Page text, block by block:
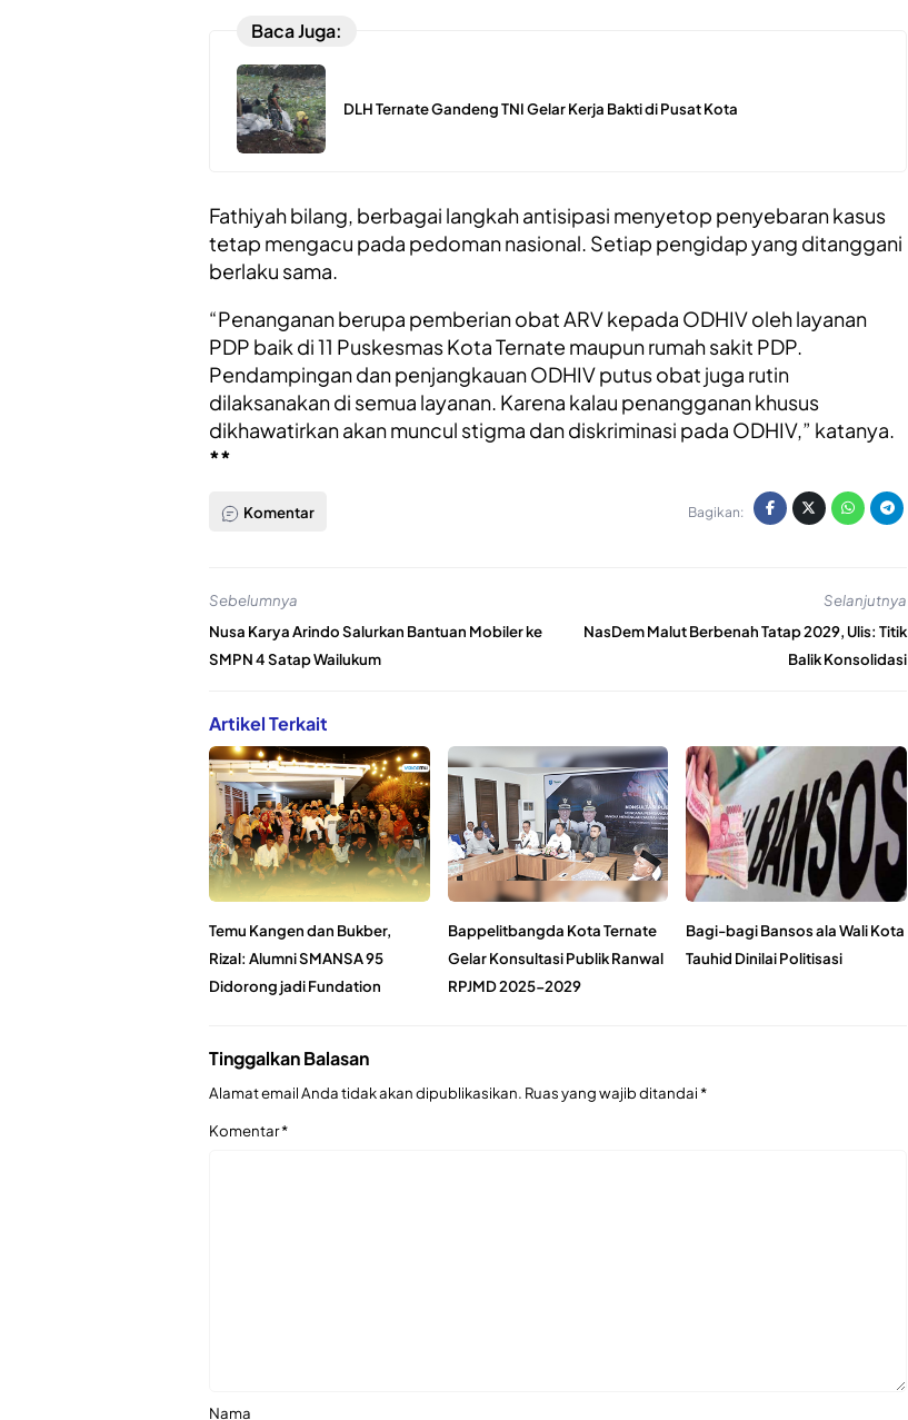
Baca Juga:
DLH Ternate Gandeng TNI Gelar Kerja Bakti di Pusat Kota
Fathiyah bilang, berbagai langkah antisipasi menyetop penyebaran kasus
tetap mengacu pada pedoman nasional. Setiap pengidap yang ditanggani
berlaku sama.
“Penanganan berupa pemberian obat ARV kepada ODHIV oleh layanan
PDP baik di 11 Puskesmas Kota Ternate maupun rumah sakit PDP.
Pendampingan dan penjangkauan ODHIV putus obat juga rutin
dilaksanakan di semua layanan. Karena kalau penangganan khusus
dikhawatirkan akan muncul stigma dan diskriminasi pada ODHIV,” katanya.
**
Komentar Bagikan:
Sebelumnya
Nusa Karya Arindo Salurkan Bantuan Mobiler ke
SMPN 4 Satap Wailukum
Selanjutnya
NasDem Malut Berbenah Tatap 2029, Ulis: Titik
Balik Konsolidasi
Artikel Terkait
Temu Kangen dan Bukber,
Rizal: Alumni SMANSA 95
Didorong jadi Fundation
Bappelitbangda Kota Ternate
Gelar Konsultasi Publik Ranwal
RPJMD 2025-2029
Bagi-bagi Bansos ala Wali Kota
Tauhid Dinilai Politisasi
Tinggalkan Balasan
Alamat email Anda tidak akan dipublikasikan. Ruas yang wajib ditandai*
Komentar*
Nama